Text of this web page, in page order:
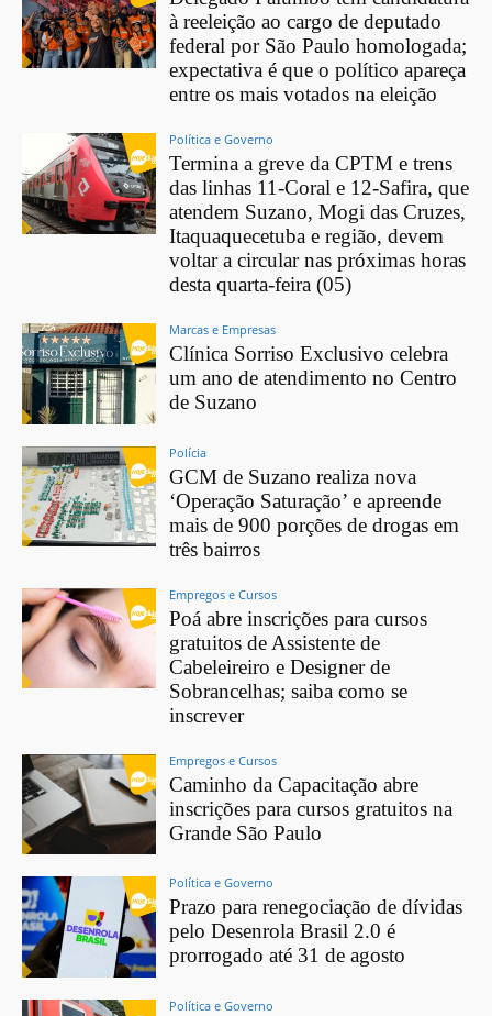
à reeleição ao cargo de deputado
federal por São Paulo homologada;
expectativa é que o político apareça
entre os mais votados na eleição
Política e Governo
Termina a greve da CPTM e trens
das linhas 11-Coral e 12-Safira, que
atendem Suzano, Mogi das Cruzes,
Itaquaquecetuba e região, devem
voltar a circular nas próximas horas
desta quarta-feira (05)
Marcas e Empresas
Clínica Sorriso Exclusivo celebra
um ano de atendimento no Centro
de Suzano
Polícia
GCM de Suzano realiza nova
‘Operação Saturação’ e apreende
mais de 900 porções de drogas em
três bairros
Empregos e Cursos
Poá abre inscrições para cursos
gratuitos de Assistente de
Cabeleireiro e Designer de
Sobrancelhas; saiba como se
inscrever
Empregos e Cursos
Caminho da Capacitação abre
inscrições para cursos gratuitos na
Grande São Paulo
Política e Governo
Prazo para renegociação de dívidas
pelo Desenrola Brasil 2.0 é
prorrogado até 31 de agosto
Política e Governo